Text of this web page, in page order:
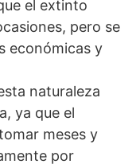
el extinto
pero se
económicas y
naturaleza
ya que el
meses y
por